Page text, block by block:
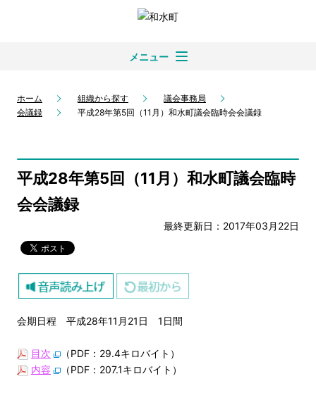
メニュー
ホーム 組織から探す
議会事務局
会議録
平成28年第5回（11月）和水町議会臨時会会議録
平成28年第5回（11月）和水町議会臨時
会会議録
最終更新日：2017年03月22日
会期日程 平成28年11月21日 1日間
目次
（PDF：29.4キロバイト）
内容
（PDF：207.1キロバイト）